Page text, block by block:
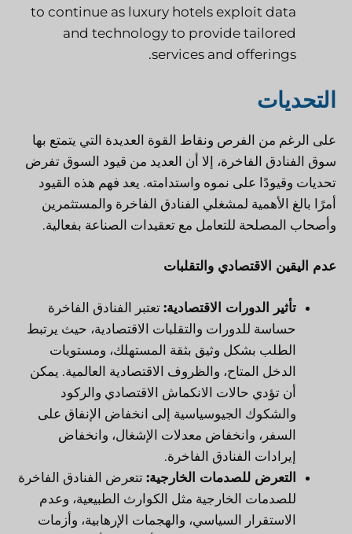
to continue as luxury hotels exploit data
and technology to provide tailored
services and offerings.
التحديات
على الرغم من الفرص ونقاط القوة العديدة التي يتمتع بها
سوق الفنادق الفاخرة، إلا أن العديد من قيود السوق تفرض
تحديات وقيودًا على نموه واستدامته. يعد فهم هذه القيود
أمرًا بالغ الأهمية لمشغلي الفنادق الفاخرة والمستثمرين
وأصحاب المصلحة للتعامل مع تعقيدات الصناعة بفعالية.
عدم اليقين الاقتصادي والتقلبات
تأثير الدورات الاقتصادية: تعتبر الفنادق الفاخرة
حساسة للدورات والتقلبات الاقتصادية، حيث يرتبط
الطلب بشكل وثيق بثقة المستهلك، ومستويات
الدخل المتاح، والظروف الاقتصادية العالمية. يمكن
أن تؤدي حالات الانكماش الاقتصادي والركود
والشكوك الجيوسياسية إلى انخفاض الإنفاق على
السفر، وانخفاض معدلات الإشغال، وانخفاض
إيرادات الفنادق الفاخرة.
التعرض للصدمات الخارجية: تتعرض الفنادق الفاخرة
للصدمات الخارجية مثل الكوارث الطبيعية، وعدم
الاستقرار السياسي، والهجمات الإرهابية، وأزمات